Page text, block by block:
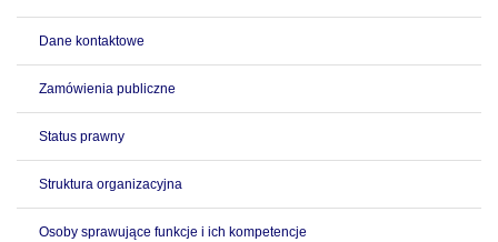
Dane kontaktowe
Zamówienia publiczne
Status prawny
Struktura organizacyjna
Osoby sprawujące funkcje i ich kompetencje